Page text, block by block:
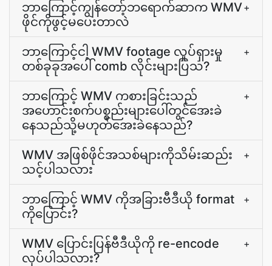
ဘာကြောင့်ကျွန်တော့်ဘရောက်ဆာက WMV
ဖိုင်ကိုဖွင့်မပေးတာလဲ
+
ဘာကြောင့်ငါ့ WMV footage လှုပ်ရှားမှု
တစ်ခုခုအပေါ် comb လိုင်းများပြသ?
+
ဘာကြောင့် WMV ကစားခြင်းသည်
အဟောင်းစက်ပစ္စည်းများပေါ်တွင်အေးခဲ
နေသည်သို့မဟုတ်အေးခဲနေသည်?
+
WMV အဖြစ်ဖိုင်အသစ်များကိုသိမ်းဆည်း
သင့်ပါသလား
+
ဘာကြောင့် WMV ကိုအခြားဗီဒီယို format
ကိုပြောင်း?
+
WMV ပြောင်းပြန်ဗီဒီယိုကို re-encode
လုပ်ပါသလား?
+